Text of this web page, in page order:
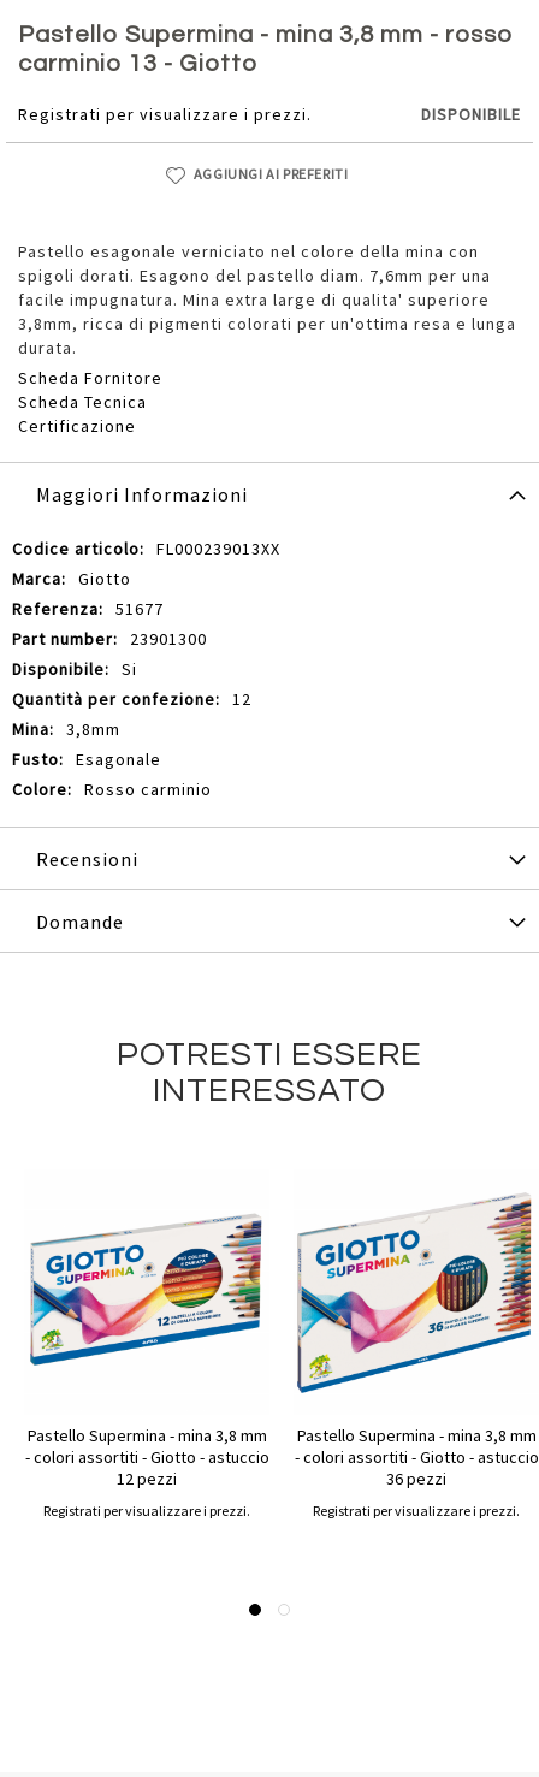
Pastello Supermina - mina 3,8 mm - rosso
carminio 13 - Giotto
Registrati per visualizzare i prezzi. DISPONIBILE
AGGIUNGI AI PREFERITI
Pastello esagonale verniciato nel colore della mina con
spigoli dorati. Esagono del pastello diam. 7,6mm per una
facile impugnatura. Mina extra large di qualita' superiore
3,8mm, ricca di pigmenti colorati per un'ottima resa e lunga
durata.
Scheda Fornitore
Scheda Tecnica
Certificazione
all'inizio
della
galleria
immagini
Maggiori Informazioni
Maggiori
Informazioni
FL000239013XX
Giotto
51677
23901300
Si
12
3,8mm
Esagonale
Rosso carminio
Recensioni
Domande
POTRESTI ESSERE
INTERESSATO
Pastello Supermina - mina 3,8 mm
- colori assortiti - Giotto - astuccio
12 pezzi
Registrati per visualizzare i prezzi.
Pastello Supermina - mina 3,8 mm
- colori assortiti - Giotto - astuccio
36 pezzi
Registrati per visualizzare i prezzi.